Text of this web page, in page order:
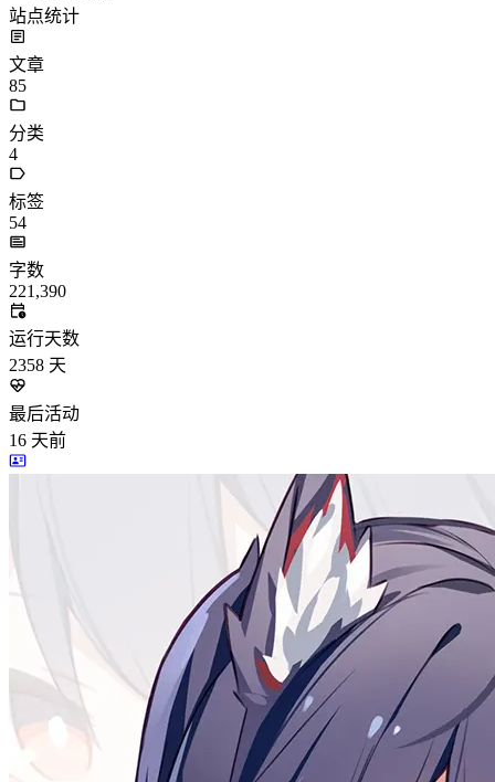
站点统计
文章
85
分类
4
标签
54
字数
221,390
运行天数
2358 天
最后活动
16 天前